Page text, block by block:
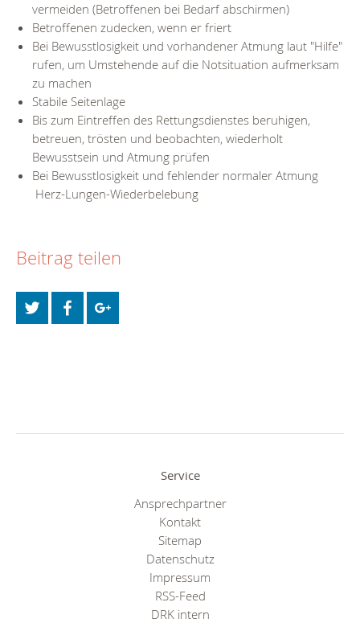
vermeiden (Betroffenen bei Bedarf abschirmen)
Betroffenen zudecken, wenn er friert
Bei Bewusstlosigkeit und vorhandener Atmung laut "Hilfe"
rufen, um Umstehende auf die Notsituation aufmerksam
zu machen
Stabile Seitenlage
Bis zum Eintreffen des Rettungsdienstes beruhigen,
betreuen, trösten und beobachten, wiederholt
Bewusstsein und Atmung prüfen
Bei Bewusstlosigkeit und fehlender normaler Atmung
Herz-Lungen-Wiederbelebung
Beitrag teilen
Service
Ansprechpartner
Kontakt
Sitemap
Datenschutz
Impressum
RSS-Feed
DRK intern